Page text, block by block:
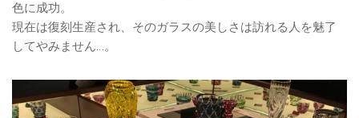
色に成功。
現在は復刻生産され、そのガラスの美しさは訪れる人を魅了
してやみません…。